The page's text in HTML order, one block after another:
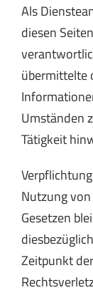
Als
diesen
übermittelte
Umständen
Tätigkeit
Nutzung
Gesetzen
Zeitpunkt